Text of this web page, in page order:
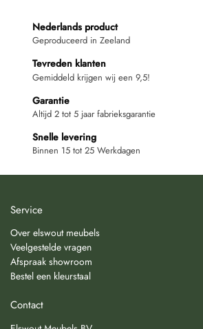
Nederlands product
Geproduceerd in Zeeland
Tevreden klanten
Gemiddeld krijgen wij een 9,5!
Garantie
Altijd 2 tot 5 jaar fabrieksgarantie
Snelle levering
Binnen 15 tot 25 Werkdagen
Service
Over elswout meubels
Veelgestelde vragen
Afspraak showroom
Bestel een kleurstaal
Contact